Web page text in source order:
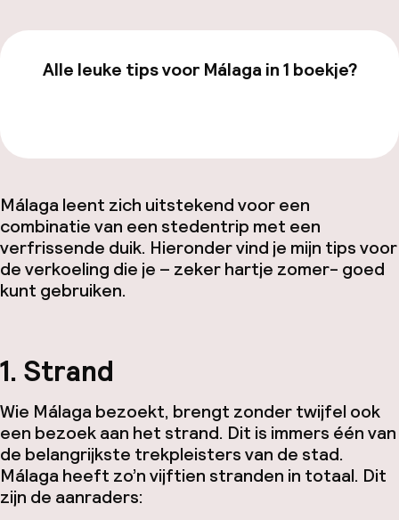
Alle leuke tips voor Málaga in 1 boekje?
Málaga leent zich uitstekend voor een
combinatie van een stedentrip met een
verfrissende duik. Hieronder vind je mijn tips voor
de verkoeling die je – zeker hartje zomer- goed
kunt gebruiken.
1. Strand
Wie Málaga bezoekt, brengt zonder twijfel ook
een bezoek aan het strand. Dit is immers één van
de belangrijkste trekpleisters van de stad.
Málaga heeft zo’n vijftien stranden in totaal. Dit
zijn de aanraders: